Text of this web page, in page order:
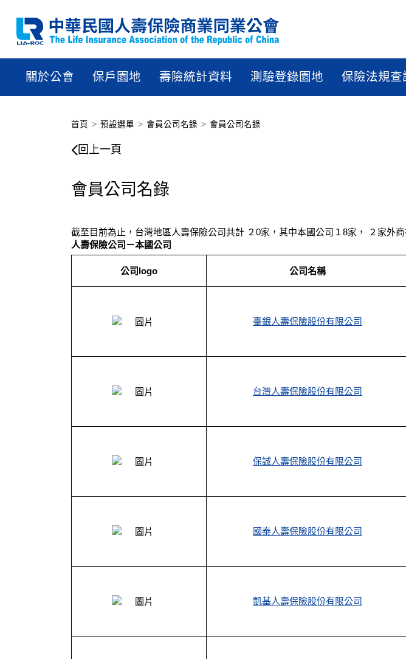
關於公會 保戶園地 壽險統計資料 測驗登錄園地 保險法規查
會員公司名錄
首頁 預設選單 會員公司名錄 會員公司名錄
回上一頁
會員公司名錄
截至目前為止，台灣地區人壽保險公司共計 ２0家，其中本國公司１8家， ２家外
人壽保險公司－本國公司
公司logo 公司名稱
臺銀人壽保險股份有限公司
台灣人壽保險股份有限公司
保誠人壽保險股份有限公司
國泰人壽保險股份有限公司
凱基人壽保險股份有限公司